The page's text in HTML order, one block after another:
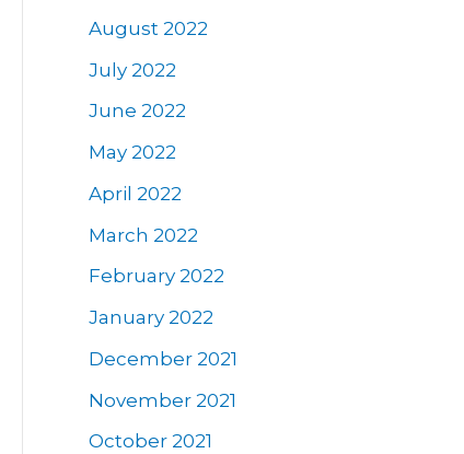
August 2022
July 2022
June 2022
May 2022
April 2022
March 2022
February 2022
January 2022
December 2021
November 2021
October 2021